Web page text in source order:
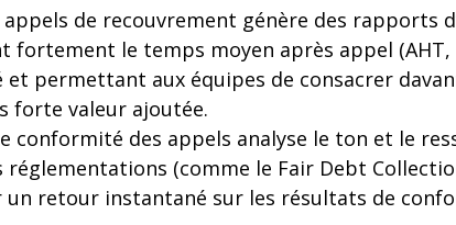
appels de recouvrement génère des rapports
fortement le temps moyen après appel (AHT,
et permettant aux équipes de consacrer
forte valeur ajoutée.
conformité des appels analyse le ton et le
réglementations (comme le Fair Debt
retour instantané sur les résultats de